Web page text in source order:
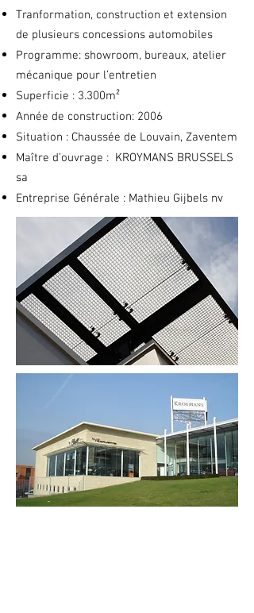
Tranformation, construction et extension
de plusieurs concessions automobiles
Programme: showroom, bureaux, atelier
mécanique pour l’entretien
Superficie : 3.300m²
Année de construction: 2006
Situation : Chaussée de Louvain, Zaventem
Maître d’ouvrage : KROYMANS BRUSSELS
sa
Entreprise Générale : Mathieu Gijbels nv